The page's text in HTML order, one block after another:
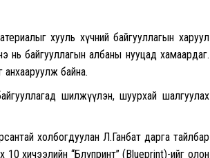
хууль хүчний байгууллагын харуул
нь байгууллагын албаны нууцад хамаардаг.
анхааруулж байна.
шилжүүлэн, шуурхай шалгуулах
холбогдуулан Л.Ганбат дарга тайлбар
10 хичээлийн “Блүпринт” (Blueprint)-ийг олон